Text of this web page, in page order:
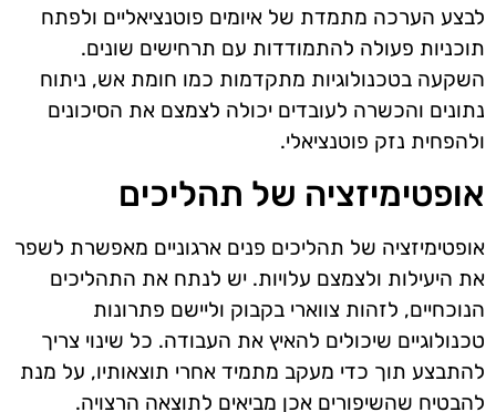
לבצע הערכה מתמדת של איומים פוטנציאליים ולפתח
תוכניות פעולה להתמודדות עם תרחישים שונים.
השקעה בטכנולוגיות מתקדמות כמו חומת אש, ניתוח
נתונים והכשרה לעובדים יכולה לצמצם את הסיכונים
ולהפחית נזק פוטנציאלי.
אופטימיזציה של תהליכים
אופטימיזציה של תהליכים פנים ארגוניים מאפשרת לשפר
את היעילות ולצמצם עלויות. יש לנתח את התהליכים
הנוכחיים, לזהות צווארי בקבוק וליישם פתרונות
טכנולוגיים שיכולים להאיץ את העבודה. כל שינוי צריך
להתבצע תוך כדי מעקב מתמיד אחרי תוצאותיו, על מנת
להבטיח שהשיפורים אכן מביאים לתוצאה הרצויה.